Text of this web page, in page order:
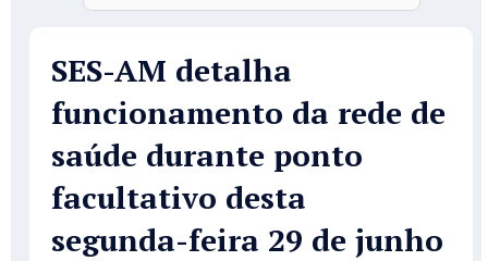
SES-AM detalha
funcionamento da rede de
saúde durante ponto
facultativo desta
segunda-feira 29 de junho